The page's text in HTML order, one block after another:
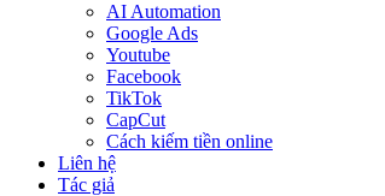
AI Automation
Google Ads
Youtube
Facebook
TikTok
CapCut
Cách kiếm tiền online
Liên hệ
Tác giả